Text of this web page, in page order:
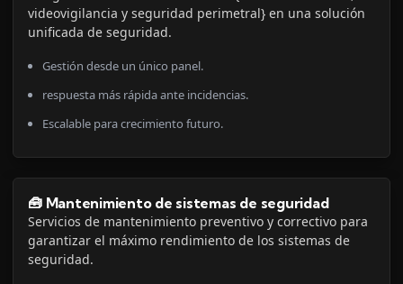
videovigilancia y seguridad perimetral} en una solución
unificada de seguridad.
Gestión desde un único panel.
respuesta más rápida ante incidencias.
Escalable para crecimiento futuro.
🧰 Mantenimiento de sistemas de seguridad
Servicios de mantenimiento preventivo y correctivo para
garantizar el máximo rendimiento de los sistemas de
seguridad.